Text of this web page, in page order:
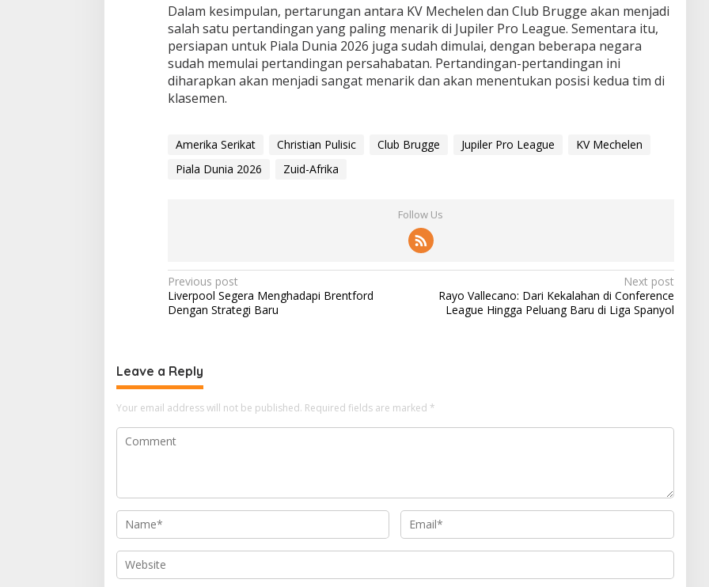
Dalam kesimpulan, pertarungan antara KV Mechelen dan Club Brugge akan menjadi
salah satu pertandingan yang paling menarik di Jupiler Pro League. Sementara itu,
persiapan untuk Piala Dunia 2026 juga sudah dimulai, dengan beberapa negara
sudah memulai pertandingan persahabatan. Pertandingan-pertandingan ini
diharapkan akan menjadi sangat menarik dan akan menentukan posisi kedua tim di
klasemen.
Amerika Serikat Christian Pulisic Club Brugge Jupiler Pro League
KV Mechelen
Piala Dunia 2026
Zuid-Afrika
Follow Us
P
o
n
a
v
i
t
o
n
Previous post
Liverpool Segera Menghadapi Brentford
Dengan Strategi Baru
Next post
Rayo Vallecano: Dari Kekalahan di Conference
League Hingga Peluang Baru di Liga Spanyol
Leave a Reply
Your email address will not be published. Required fields are marked *